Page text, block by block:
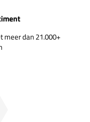
meer dan 21.000+